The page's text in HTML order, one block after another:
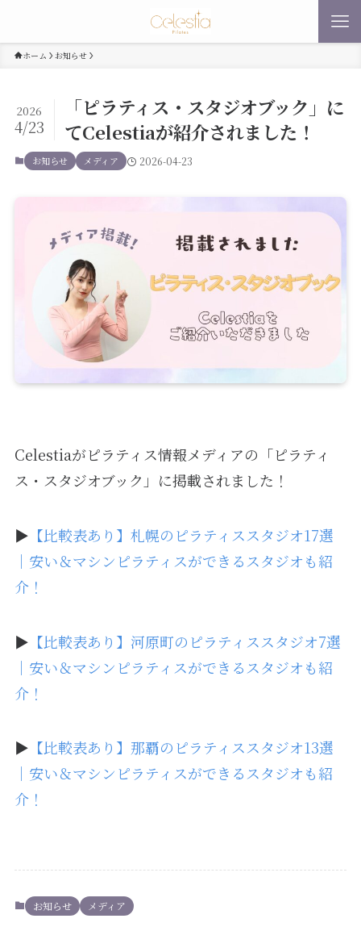
ホーム お知らせ
「ピラティス・スタジオブック」に
てCelestiaが紹介されました！
2026
4/23
お知らせ メディア 2026-04-23
Celestiaがピラティス情報メディアの「ピラティ
ス・スタジオブック」に掲載されました！
▶ 【比較表あり】札幌のピラティススタジオ17選
｜安い＆マシンピラティスができるスタジオも紹
介！
▶ 【比較表あり】河原町のピラティススタジオ7選
｜安い＆マシンピラティスができるスタジオも紹
介！
▶ 【比較表あり】那覇のピラティススタジオ13選
｜安い＆マシンピラティスができるスタジオも紹
介！
お知らせ メディア